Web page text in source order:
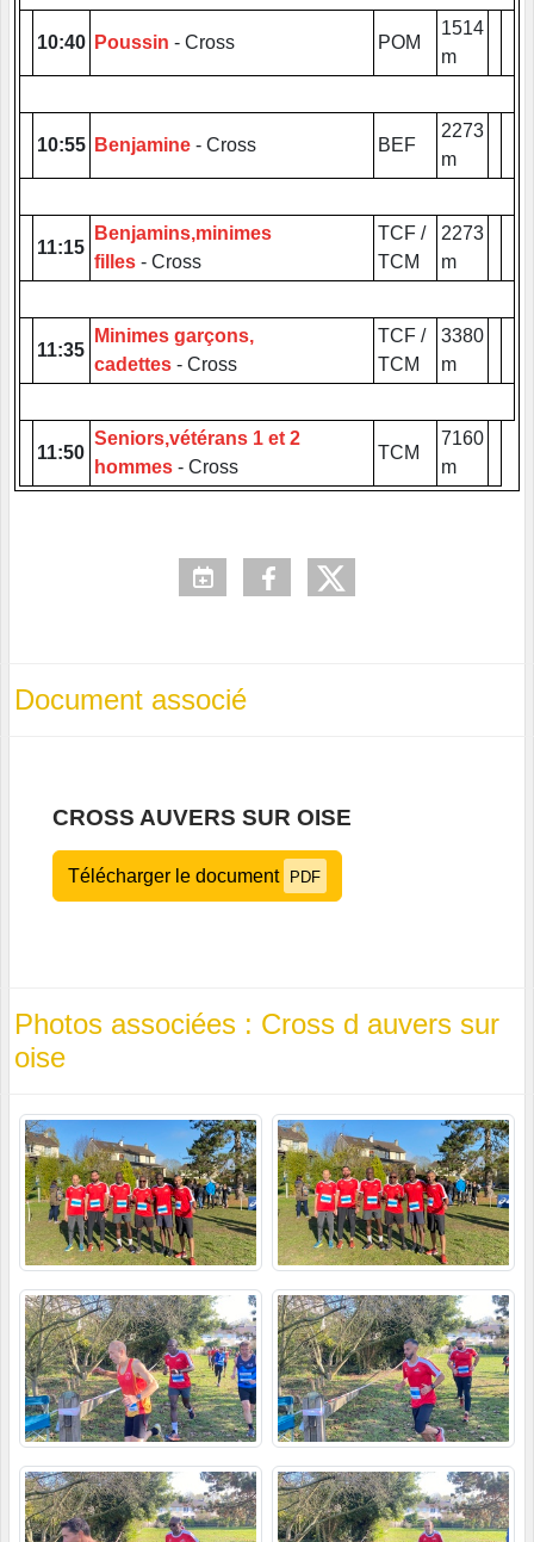
10:40 Poussin - Cross POM
1514
m
10:55 Benjamine - Cross BEF
2273
m
11:15
Benjamins,minimes
filles - Cross
TCF /
TCM
2273
m
11:35
Minimes garçons,
cadettes - Cross
TCF /
TCM
3380
m
11:50
Seniors,vétérans 1 et 2
hommes - Cross
TCM
7160
m
Document associé
CROSS AUVERS SUR OISE
Télécharger le document PDF
Photos associées : Cross d auvers sur
oise